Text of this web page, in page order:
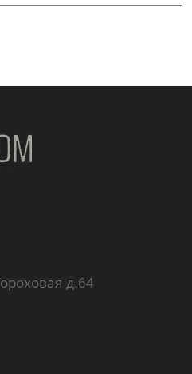
д.64